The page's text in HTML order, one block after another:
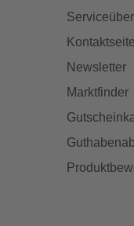
Kontaktseite
Newsletter
Marktfinder